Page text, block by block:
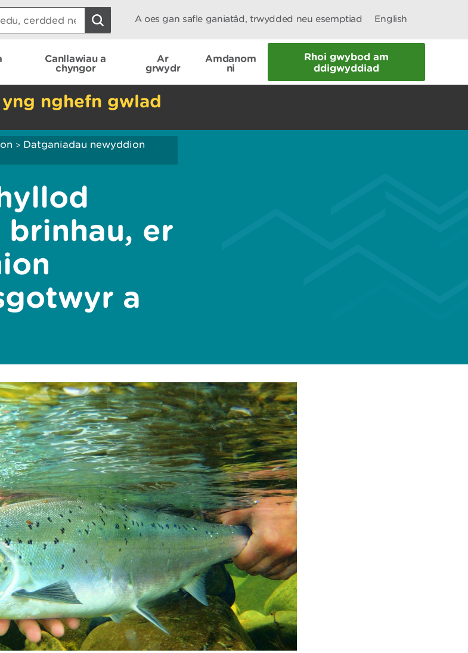
A oes gan safle ganiatâd, trwydded neu esemptiad English
Canllawiau a
chyngor
Ar
grwydr
Amdanom
ni
Rhoi gwybod am
ddigwyddiad
nghefn gwlad
> Datganiadau newyddion
brinhau, er
a